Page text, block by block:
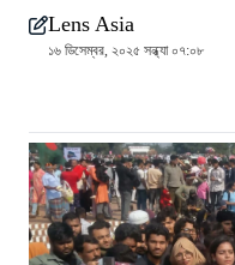
Lens Asia
১৬ ডিসেম্বর, ২০২৫ সন্ধ্যা ০৭:০৮